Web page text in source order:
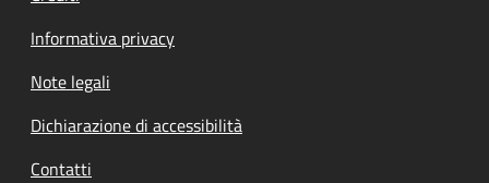
Informativa privacy
Note legali
Dichiarazione di accessibilità
Contatti